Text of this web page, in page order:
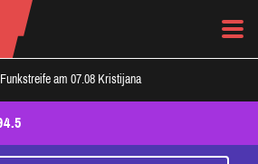
am 07.08 Kristijana